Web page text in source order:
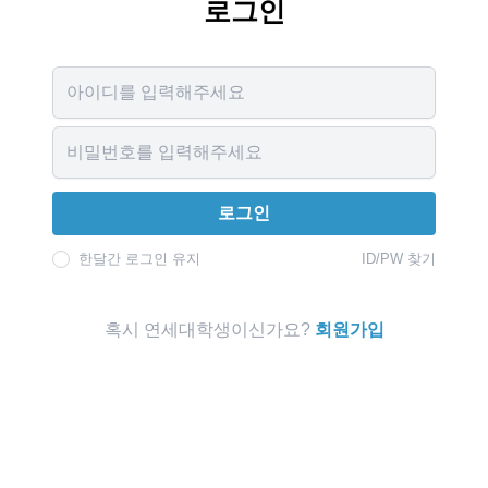
로그인
로그인
한달간 로그인 유지 ID/PW 찾기
혹시 연세대학생이신가요? 회원가입